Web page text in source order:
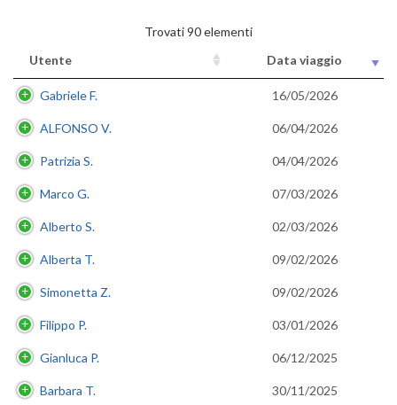
Trovati 90 elementi
Utente
Data viaggio
Gabriele F. 16/05/2026
ALFONSO V. 06/04/2026
Patrizia S. 04/04/2026
Marco G. 07/03/2026
Alberto S. 02/03/2026
Alberta T. 09/02/2026
Simonetta Z. 09/02/2026
Filippo P. 03/01/2026
Gianluca P. 06/12/2025
Barbara T. 30/11/2025